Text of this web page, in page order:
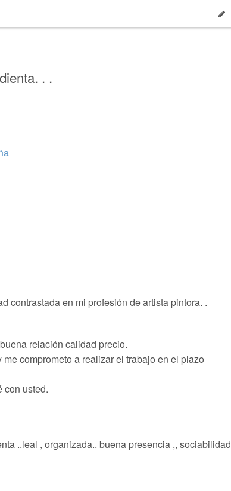
. .
contrastada en mi profesión de artista pintora. .
relación calidad precio.
comprometo a realizar el trabajo en el plazo
con usted.
..leal , organizada.. buena presencia ,, sociabilidad